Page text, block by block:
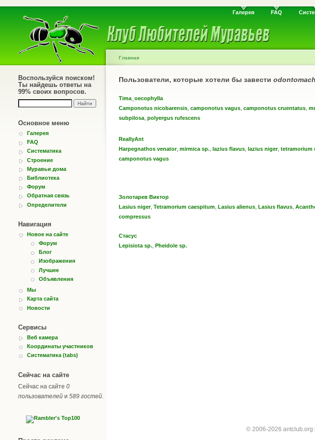
Галерея FAQ
Воспользуйся поиском!
Ты найдешь ответы на
99% своих вопросов.
Основное меню
Галерея
FAQ
Систематика
Строение
Муравьи дома
Библиотека
Форум
Обратная связь
Определители
Навигация
Новое на сайте
Форум
Блог
Изображения
Лучшее
Объявления
Мы
Карта сайта
Новости
Сервисы
Веб камера
Координаты участников
Систематика (tabs)
Сейчас на сайте
Сейчас на сайте 0
пользователей и 589 гостей
Главная
Пользователи, которые хотели бы завести
Tima_oecophylla
Camponotus nicobarensis, camponotus vagus, camponotus cruentatus,
subpilosa, polyergus rufescens
ReallyAnt
Harpegnathos venator, mirmica sp., lazius flavus, lazius niger, tetramorium
camponotus vagus
Золотарев Виктор
Lasius niger, Tetramorium caespitum, Lasius alienus, Lasius flavus,
compressus
Стасус
Lepisiota sp., Pheidole sp.
© 2006-2026 antclub.org